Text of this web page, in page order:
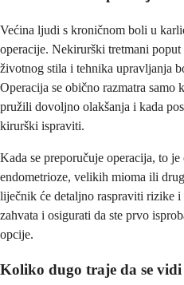
Većina ljudi s kroničnom boli u
operacije. Nekirurški tretmani
životnog stila i tehnika upravljanja
Operacija se obično razmatra samo
pružili dovoljno olakšanja i kada
kirurški ispraviti.
Kada se preporučuje operacija, to
endometrioze, velikih mioma ili
liječnik će detaljno raspraviti rizike
zahvata i osigurati da ste prvo
opcije.
Koliko dugo traje da se